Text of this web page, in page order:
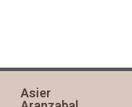
Asier